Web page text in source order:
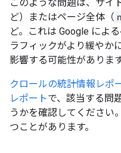
このような問題は、サイ
ど）またはページ全体（
ど。これは Google によ
ラフィックがより緩やか
影響する可能性がありま
クロールの統計情報レポ
レポートで、該当する問
うかを確認してください
つことがあります。